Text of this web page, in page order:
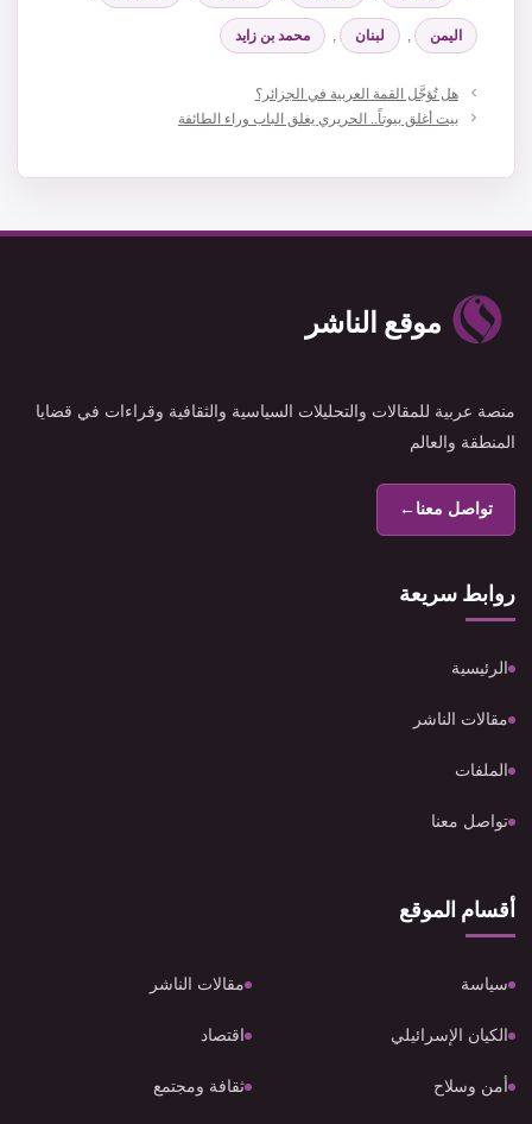
اليمن لبنان محمد بن زايد
هل تُؤجَّل القمة العربية في الجزائر؟
بيت أغلق بيوتاً.. الحريري يغلق الباب وراء الطائفة
موقع الناشر
منصة عربية للمقالات والتحليلات السياسية والثقافية وقراءات في قضايا
المنطقة والعالم
تواصل معنا←
روابط سريعة
الرئيسية
مقالات الناشر
الملفات
تواصل معنا
أقسام الموقع
سياسة مقالات الناشر
الكيان الإسرائيلي اقتصاد
أمن وسلاح ثقافة ومجتمع